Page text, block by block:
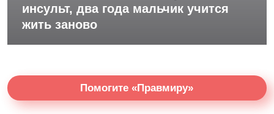
инсульт, два года мальчик учится
жить заново
Помогите «Правмиру»